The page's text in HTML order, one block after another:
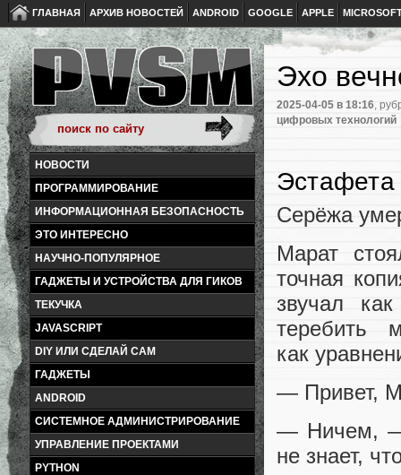
ГЛАВНАЯ АРХИВ НОВОСТЕЙ ANDROID GOOGLE APPLE
НОВОСТИ
ПРОГРАММИРОВАНИЕ
ИНФОРМАЦИОННАЯ БЕЗОПАСНОСТЬ
ЭТО ИНТЕРЕСНО
НАУЧНО-ПОПУЛЯРНОЕ
ГАДЖЕТЫ И УСТРОЙСТВА ДЛЯ ГИКОВ
ТЕКУЧКА
JAVASCRIPT
DIY ИЛИ СДЕЛАЙ САМ
ГАДЖЕТЫ
ANDROID
СИСТЕМНОЕ АДМИНИСТРИРОВАНИЕ
УПРАВЛЕНИЕ ПРОЕКТАМИ
PYTHON
Эхо
2025-04-05 в 18:16,
цифровых технологий
Эстафета
Серёжа
Марат
точная
звучал
теребить
как
— Привет,
— Ничем, —
не знает,